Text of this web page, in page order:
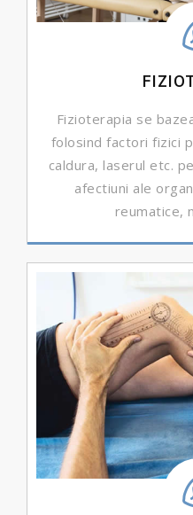
Fizioterapia se
folosind factori fizici
caldura, laserul etc.
afectiuni ale
reumatice,